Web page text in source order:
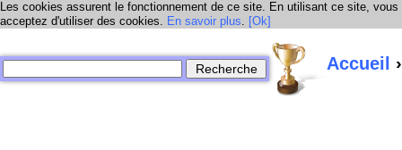
Les cookies assurent le fonctionnement de ce site. En utilisant ce site, vous
acceptez d'utiliser des cookies. En savoir plus. [Ok]
Accueil